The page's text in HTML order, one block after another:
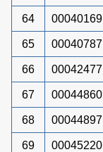
64 00040169
65 00040787
66 00042477
67 00044860
68 00044897
69 00045220